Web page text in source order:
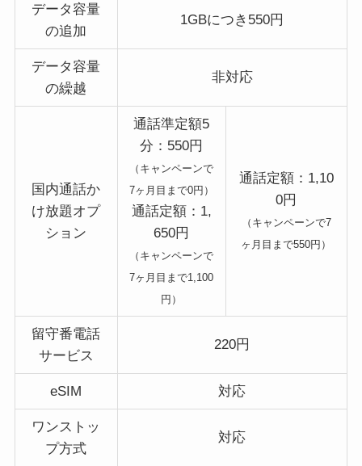
データ容量
の追加
1GBにつき550円
データ容量
の繰越
非対応
国内通話か
け放題オプ
ション
通話準定額5
分：550円
（キャンペーンで
7ヶ月目まで0円）
通話定額：1,
650円
（キャンペーンで
7ヶ月目まで1,100
円）
通話定額：1,10
0円
（キャンペーンで7
ヶ月目まで550円）
留守番電話
サービス
220円
eSIM 対応
ワンストッ
プ方式
対応